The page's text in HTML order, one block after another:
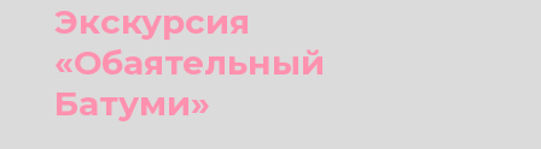
Экскурсия «Горная